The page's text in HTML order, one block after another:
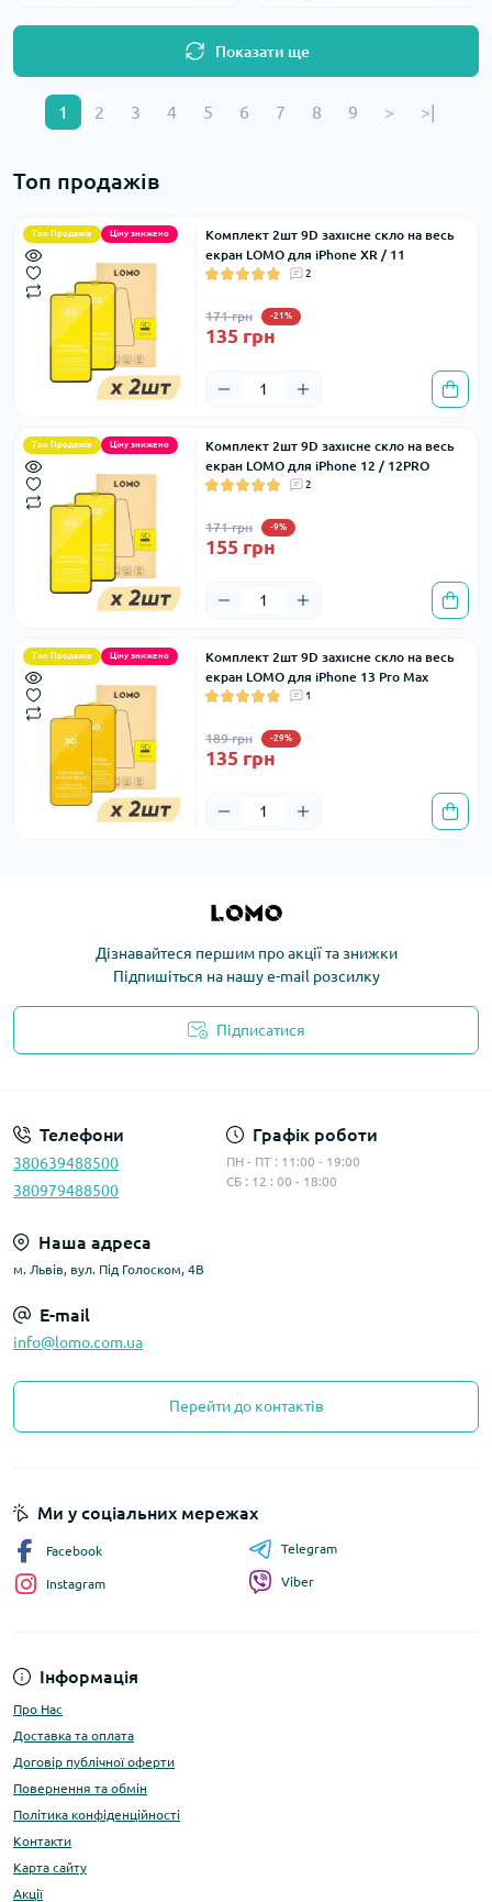
Показати ще
1 2 3 4 5 6 7 8 9 > >|
Топ продажів
Топ Продажів Ціну знижено
Комплект 2шт 9D захисне скло на весь
екран LOMO для iPhone XR / 11
2
171 грн -21%
135 грн
Топ Продажів Ціну знижено
Комплект 2шт 9D захисне скло на весь
екран LOMO для iPhone 12 / 12PRO
2
171 грн -9%
155 грн
Топ Продажів Ціну знижено
Комплект 2шт 9D захисне скло на весь
екран LOMO для iPhone 13 Pro Max
1
189 грн -29%
135 грн
Дізнавайтеся першим про акції та знижки
Підпишіться на нашу e-mail розсилку
Підписатися
Телефони
380639488500
380979488500
Графік роботи
ПН - ПТ : 11:00 - 19:00
СБ : 12 : 00 - 18:00
Наша адреса
м. Львів, вул. Під Голоском, 4В
E-mail
info@lomo.com.ua
Перейти до контактів
Інформація
Про Нас
Доставка та оплата
Договір публічної оферти
Повернення та обмін
Політика конфіденційності
Контакти
Карта сайту
Акції
Ми у соціальних мережах
Facebook
Instagram
Telegram
Viber